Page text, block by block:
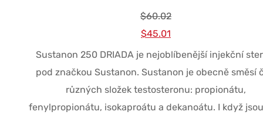
$60.02
Původní
cena
byla:
$60.02.
$45.01
cena
je:
$45.01.
Sustanon 250 DRIADA je nejoblíbenější injekční
pod značkou Sustanon. Sustanon je obecně směsí
různých složek testosteronu: propionátu,
fenylpropionátu, isokaproátu a dekanoátu. I když